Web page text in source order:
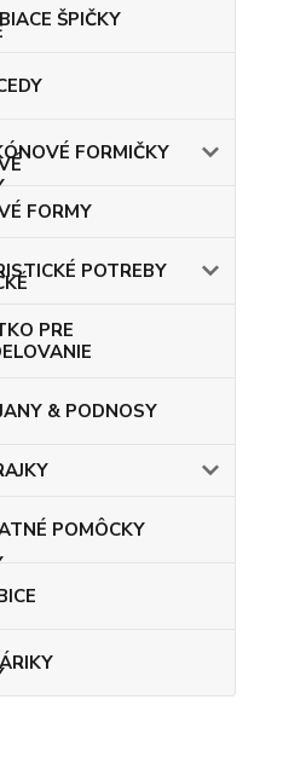
ŠPIČKY
FORMIČKY
FORMY
POTREBY
PRE
& PODNOSY
POMÔCKY